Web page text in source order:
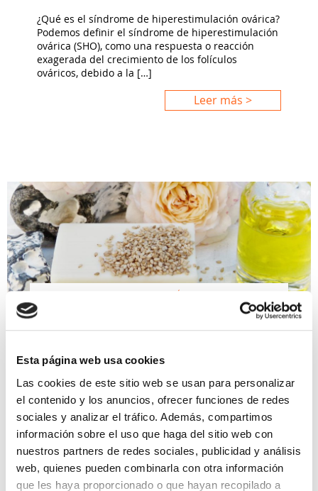
Esta página web usa cookies
Las cookies de este sitio web se usan para personalizar
el contenido y los anuncios, ofrecer funciones de redes
sociales y analizar el tráfico. Además, compartimos
información sobre el uso que haga del sitio web con
nuestros partners de redes sociales, publicidad y análisis
web, quienes pueden combinarla con otra información
que les haya proporcionado o que hayan recopilado a
¿Qué es el síndrome de hiperestimulación ovárica?
Podemos definir el síndrome de hiperestimulación
ovárica (SHO), como una respuesta o reacción
exagerada del crecimiento de los folículos
ováricos, debido a la […]
Leer más >
ACTUALIDAD, QUIERO SER MAMÁ
fertilidad
Los disruptores endocrinos: La organización
mundial de la salud definió los disruptores
endocrinos como “sustancias o mezclas de
sustancias que alteran la función del sistema
endocrino, y en consecuencia , […]
Leer más >